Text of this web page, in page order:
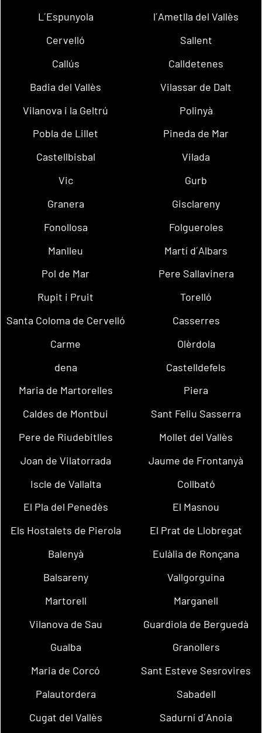
L´Espunyola
l´Ametlla del Vallès
Cervelló
Sallent
Callús
Calldetenes
Badia del Vallès
Vilassar de Dalt
Vilanova i la Geltrú
Polinyà
Pobla de Lillet
Pineda de Mar
Castellbisbal
Vilada
Vic
Gurb
Granera
Gisclareny
Fonollosa
Folgueroles
Manlleu
Martí d´Albars
Pol de Mar
Pere Sallavinera
Rupit i Pruit
Torelló
Santa Coloma de Cervelló
Casserres
Carme
Olèrdola
dena
Castelldefels
Maria de Martorelles
Piera
Caldes de Montbui
Sant Feliu Sasserra
Pere de Riudebitlles
Mollet del Vallès
Joan de Vilatorrada
Jaume de Frontanyà
Iscle de Vallalta
Collbató
El Pla del Penedès
El Masnou
Els Hostalets de Pierola
El Prat de Llobregat
Balenyà
Eulàlia de Ronçana
Balsareny
Vallgorguina
Martorell
Marganell
Vilanova de Sau
Guardiola de Berguedà
Gualba
Granollers
Maria de Corcó
Sant Esteve Sesrovires
Palautordera
Sabadell
Cugat del Vallès
Sadurní d´Anoia